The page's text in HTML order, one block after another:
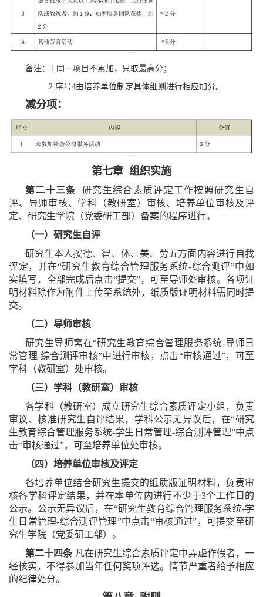
备注：1.同一项目不累加，只取最高分；
2.序号4由培养单位制定具体细则进行相应加分。
减分项：
第七章 组织实施
第二十三条 研究生综合素质评定工作按照研究生自
评、导师审核、学科（教研室）审核、培养单位审核及评
定、研究生学院（党委研工部）备案的程序进行。
（一）研究生自评
研究生本人按德、智、体、美、劳五方面内容进行自我
评定，并在“研究生教育综合管理服务系统-综合测评”中如
实填写，全部完成后点击“提交”，可至导师处审核。各项证
明材料除作为附件上传至系统外，纸质版证明材料需同时提
交。
（二）导师审核
研究生导师需在“研究生教育综合管理服务系统-导师日
常管理-综合测评审核”中进行审核，点击“审核通过”，可至
学科（教研室）处审核。
（三）学科（教研室）审核
各学科（教研室）成立研究生综合素质评定小组，负责
审议、核准研究生自评结果，学科公示无异议后，在“研究
生教育综合管理服务系统-学生日常管理-综合测评管理”中点
击“审核通过”，可至培养单位处审核。
（四）培养单位审核及评定
各培养单位结合研究生提交的纸质版证明材料，负责审
核各学科评定结果，并在本单位内进行不少于3个工作日的
公示。公示无异议后，在“研究生教育综合管理服务系统-学
生日常管理-综合测评管理”中点击“审核通过”，可提交至研
究生学院（党委研工部）。
第二十四条凡在研究生综合素质评定中弄虚作假者，一
经核实，不得参加当年任何奖项评选。情节严重者给予相应
的纪律处分。